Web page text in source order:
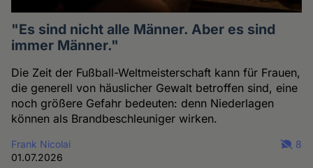
"Es sind nicht alle Männer. Aber es sind
immer Männer."
Die Zeit der Fußball-Weltmeisterschaft kann für Frauen,
die generell von häuslicher Gewalt betroffen sind, eine
noch größere Gefahr bedeuten: denn Niederlagen
können als Brandbeschleuniger wirken.
Frank Nicolai
01.07.2026
8